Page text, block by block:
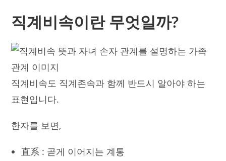
직계비속이란 무엇일까?
직계비속도 직계존속과 함께 반드시 알아야 하는
표현입니다.
한자를 보면,
直系 : 곧게 이어지는 계통